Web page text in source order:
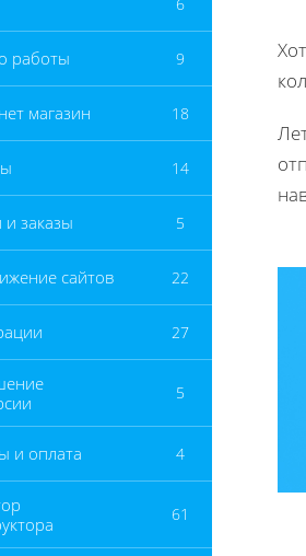
работы 9
магазин 18
14
и заказы 5
сайтов 22
27
5
и оплата 4
61